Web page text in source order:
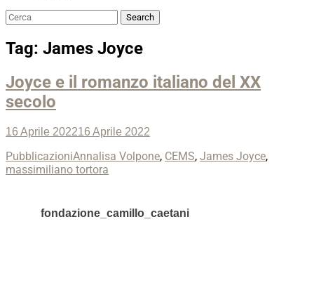
Search
Search
Tag: James Joyce
Joyce e il romanzo italiano del XX
secolo
Posted
16 Aprile 202216 Aprile 2022
Categories
PubblicazioniTags
Annalisa Volpone, CEMS, James Joyce,
massimiliano tortora
fondazione_camillo_caetani